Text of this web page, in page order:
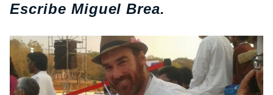
Escribe Miguel Brea.